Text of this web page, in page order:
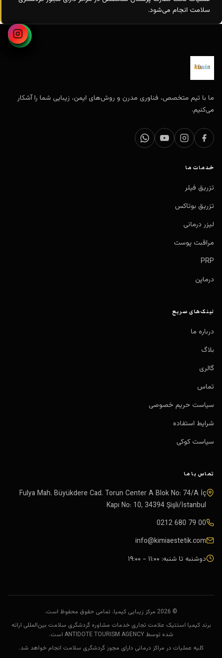
سلامت انجام می‌شود.
ما با تیم متخصص، فناوری مدرن و روش‌های ایمن، زیبایی شما را آشکار
می‌کنیم.
خدمات ما
تزریق فیلر
تزریق بوتاکس
لیزر درمانی
مراقبت پوست
PRP
درماپن
لینک‌های سریع
درباره ما
بلاگ
گالری
تماس
سیاست حریم خصوصی
شرایط استفاده
سیاست کوکی
تماس با ما
Fulya Mah. Büyükdere Cad. Torun Center A Blok No: 74/A İç
Kapı No: 10, 34394Şişli/İstanbul
0212 680 79 00
info@kimiaestetik.com
دوشنبه تا شنبه: ۱۱:۰۰ - ۱۹:۰۰
© 2026 مرکز زیبایی کیمیا. تمامی حقوق محفوظ است.
برند کیمیا استتیک علامت تجاری خدمات مشاوره گردشگری سلامت بین‌المللی ارائه
شده توسط ANTIDOTE TOURISM AGENCY است.
کلیه عملیات در مراکز درمانی دارای مجوز گردشگری سلامت انجام خواهد شد.